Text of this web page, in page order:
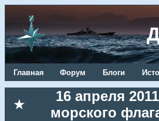
Главная Форум Блоги
★
16 апреля
морского